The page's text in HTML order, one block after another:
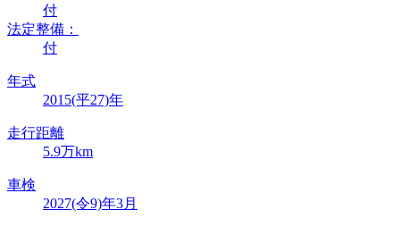
付
法定整備：
付
年式
2015(平27)年
走行距離
5.9万km
車検
2027(令9)年3月